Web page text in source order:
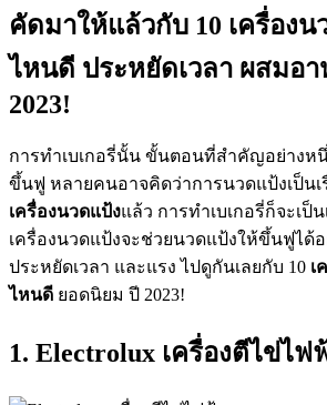
คัดมาให้แล้วกับ 10 เครื่อง
ไหนดี ประหยัดเวลา ผสมอา
2023!
การทำเบเกอรี่นั้น ขั้นตอนที่สำคัญอย่างห
ขึ้นฟู หลายคนอาจคิดว่าการนวดแป้งเป็น
เครื่องนวดแป้งแล้ว การทำเบเกอรี่ก็จะเป็
เครื่องนวดแป้งจะช่วยนวดแป้งให้ขึ้นฟูได้
ประหยัดเวลา และแรง ไปดูกันเลยกับ 10 เ
ไหนดี ยอดนิยม ปี 2023!
1. Electrolux เครื่องตีไข่ไฟ